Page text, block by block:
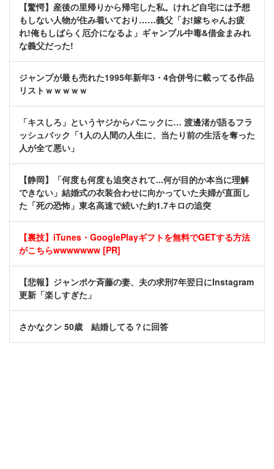
【驚愕】産後の里帰りから帰宅した私。けれど自宅には予想
もしない人物が住み着いており……義父「お!嫁ちゃんお疲
れ!俺もしばらく厄介になるよ」ギャンブル中毒&借金まみれ
な義父だった!
ジャンプが最も売れた1995年新年3・4合併号に載ってる作品
リストｗｗｗｗｗ
「キスしろ」というヤジからパニックに… 渡邊渚が語るフラ
ッシュバック「1人の人間の人生に、当たり前の生活を奪った
人が全て悪い」
【静岡】「何度も何度も追突されて...何が目的か本当に理解
できない」結婚式の衣装合わせに向かっていた夫婦が直面し
た「死の恐怖」東名高速で続いた約1.7キロの追突
【裏技】iTunes・GooglePlayギフトを無料でGETする方法
がこちらwwwwwww [PR]
【悲報】ジャンポケ斉藤の妻、夫の求刑7年翌日にInstagram
更新「楽しすぎた」
さかなクン 50歳 結婚してる？に回答